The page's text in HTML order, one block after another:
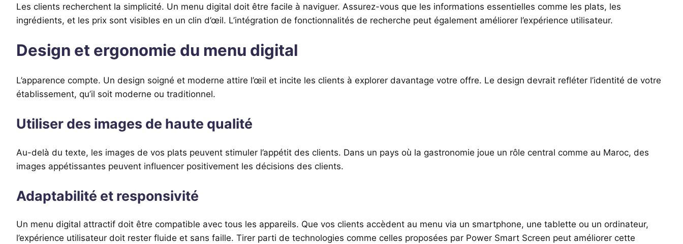
Les clients recherchent la simplicité. Un menu digital doit être facile à naviguer. Assurez-vous que les informations essentielles comme les plats, les
ingrédients, et les prix sont visibles en un clin d’œil. L’intégration de fonctionnalités de recherche peut également améliorer l’expérience utilisateur.
Design et ergonomie du menu digital
L’apparence compte. Un design soigné et moderne attire l’œil et incite les clients à explorer davantage votre offre. Le design devrait refléter l’identité de votre
établissement, qu’il soit moderne ou traditionnel.
Utiliser des images de haute qualité
Au-delà du texte, les images de vos plats peuvent stimuler l’appétit des clients. Dans un pays où la gastronomie joue un rôle central comme au Maroc, des
images appétissantes peuvent influencer positivement les décisions des clients.
Adaptabilité et responsivité
Un menu digital attractif doit être compatible avec tous les appareils. Que vos clients accèdent au menu via un smartphone, une tablette ou un ordinateur,
l’expérience utilisateur doit rester fluide et sans faille. Tirer parti de technologies comme celles proposées par Power Smart Screen peut améliorer cette